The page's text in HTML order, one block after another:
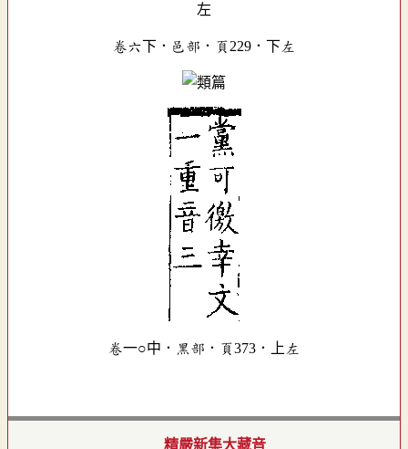
卷六下．邑部．頁229．下左
卷一○中．黑部．頁373．上左
精嚴新集大藏音